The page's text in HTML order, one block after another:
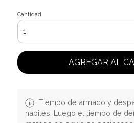
Cantidad
AGREGAR AL
Tiempo de armado y
habiles. Luego el tiempo de